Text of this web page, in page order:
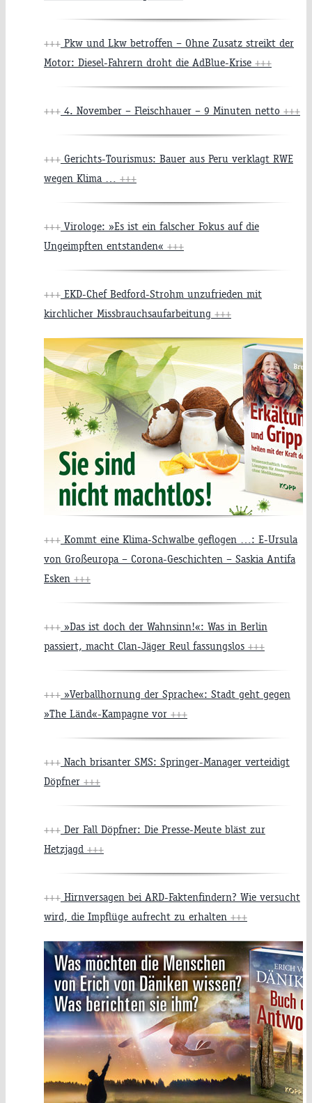
+++ Pkw und Lkw betroffen – Ohne Zusatz streikt der
Motor: Diesel-Fahrern droht die AdBlue-Krise +++
+++ 4. November – Fleischhauer – 9 Minuten netto +++
+++ Gerichts-Tourismus: Bauer aus Peru verklagt RWE
wegen Klima … +++
+++ Virologe: »Es ist ein falscher Fokus auf die
Ungeimpften entstanden« +++
+++ EKD-Chef Bedford-Strohm unzufrieden mit
kirchlicher Missbrauchsaufarbeitung +++
+++ Kommt eine Klima-Schwalbe geflogen …: E-Ursula
von Großeuropa – Corona-Geschichten – Saskia Antifa
Esken +++
+++ »Das ist doch der Wahnsinn!«: Was in Berlin
passiert, macht Clan-Jäger Reul fassungslos +++
+++ »Verballhornung der Sprache«: Stadt geht gegen
»The Länd«-Kampagne vor +++
+++ Nach brisanter SMS: Springer-Manager verteidigt
Döpfner +++
+++ Der Fall Döpfner: Die Presse-Meute bläst zur
Hetzjagd +++
+++ Hirnversagen bei ARD-Faktenfindern? Wie versucht
wird, die Impflüge aufrecht zu erhalten +++